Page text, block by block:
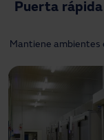
Puerta
Mantiene ambientes